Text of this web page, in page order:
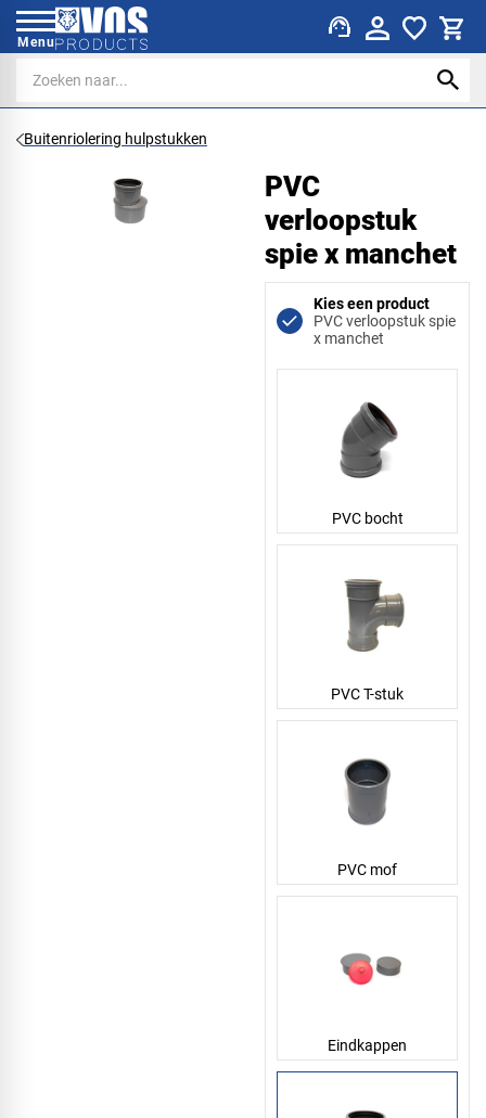
Menu support_agent
Buitenriolering hulpstukken
PVC
verloopstuk
spie x manchet
Kies een product
PVC verloopstuk spie
x manchet
PVC bocht
PVC T-stuk
PVC mof
Eindkappen